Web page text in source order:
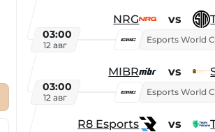
NRG vs
03:00
12 авг
Esports World
MIBR vs
03:00
12 авг
Esports World
R8 Esports vs